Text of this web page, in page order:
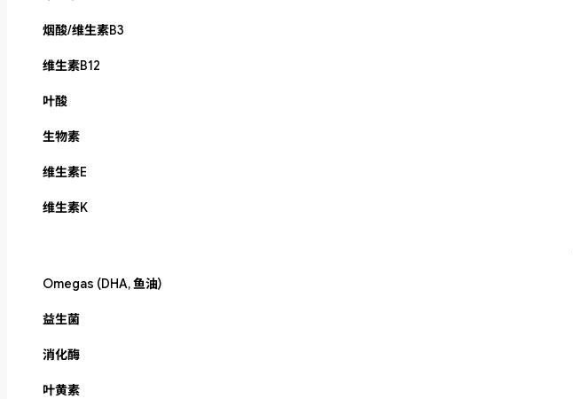
烟酸/维生素B3
维生素B12
叶酸
生物素
维生素E
维生素K
Omegas (DHA, 鱼油)
益生菌
消化酶
叶黄素